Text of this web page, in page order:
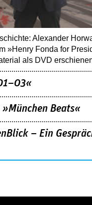
Alexander
»Henry Fonda for
als DVD
Beats«
– Ein